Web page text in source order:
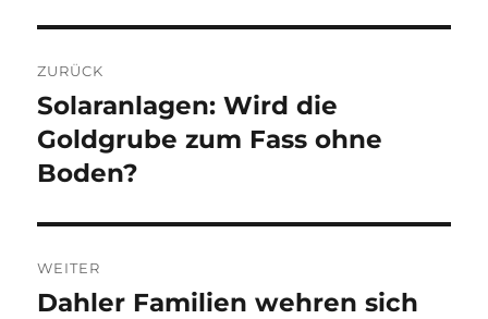
ZURÜCK
Vorheriger
Beitrag:
Solaranlagen: Wird die
Goldgrube zum Fass ohne
Boden?
WEITER
Nächster
Dahler Familien wehren sich